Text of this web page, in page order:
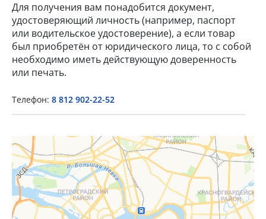
Для получения вам понадобится документ,
удостоверяющий личность (например, паспорт
или водительское удостоверение), а если товар
был приобретён от юридического лица, то с собой
необходимо иметь действующую доверенность
или печать.
Телефон: 8 812 902-22-52
Popup Title
×